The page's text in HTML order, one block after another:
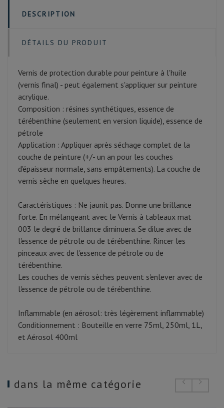
DESCRIPTION
DÉTAILS DU PRODUIT
Vernis de protection durable pour peinture à l'huile
(vernis final) - peut également s'appliquer sur peinture
acrylique.
Composition : résines synthétiques, essence de
térébenthine (seulement en version liquide), essence de
pétrole
Application : Appliquer après séchage complet de la
couche de peinture (+/- un an pour les couches
d'épaisseur normale, sans empâtements). La couche de
vernis sèche en quelques heures.
Caractéristiques : Ne jaunit pas. Donne une brillance
forte. En mélangeant avec le Vernis à tableaux mat
003 le degré de brillance diminuera. Se dilue avec de
l'essence de pétrole ou de térébenthine. Rincer les
pinceaux avec de l'essence de pétrole ou de
térébenthine.
Les couches de vernis sèches peuvent s'enlever avec de
l'essence de pétrole ou de térébenthine.
Inflammable (en aérosol: très légèrement inflammable)
Conditionnement : Bouteille en verre 75ml, 250ml, 1L,
et Aérosol 400ml
dans la même catégorie